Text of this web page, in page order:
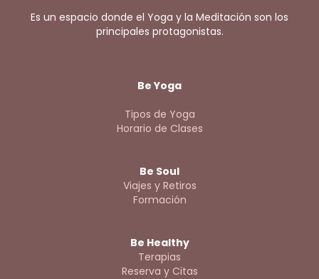
Es un espacio donde el Yoga y la Meditación son los
principales protagonistas.
Be Yoga
Tipos de Yoga
Horario de Clases
Be Soul
Viajes y Retiros
Formación
Be Healthy
Terapias
Reserva y Citas